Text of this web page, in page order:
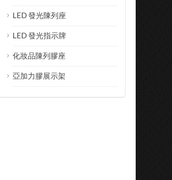
LED 發光陳列座
LED 發光指示牌
化妝品陳列膠座
亞加力膠展示架